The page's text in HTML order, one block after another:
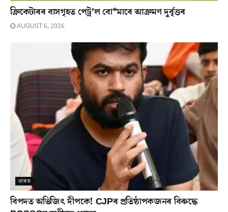
ক্ৰিকেটাৰৰ বাসগৃহত পেট্ৰ’ল বো*মাৰে আক্ৰমণ দুৰ্বৃত্তৰ
AUGUST 6, 2026
ভাৰত
বিপদত অভিজিৎ দীপকে! CJPৰ প্ৰতিষ্ঠাপকজনৰ বিৰুদ্ধে